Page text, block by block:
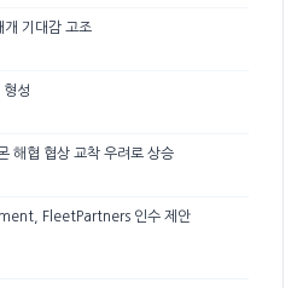
개 기대감 고조
형성
해협 협상 교착 우려로 상승
FleetPartners 인수 제안